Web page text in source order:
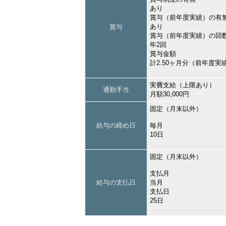
賞与
あり
賞与（前年度実績）の有
あり
賞与（前年度実績）の回
年2回
賞与金額
計2.50ヶ月分（前年度実績
通勤手当
実費支給（上限あり）
月額30,000円
給与の締め日
固定（月末以外）
毎月
10日
給与の支払日
固定（月末以外）
支払月
当月
支払日
25日